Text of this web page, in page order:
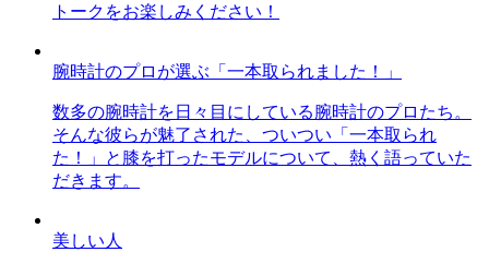
トークをお楽しみください！
腕時計のプロが選ぶ「一本取られました！」
数多の腕時計を日々目にしている腕時計のプロたち。
そんな彼らが魅了された、ついつい「一本取られ
た！」と膝を打ったモデルについて、熱く語っていた
だきます。
美しい人